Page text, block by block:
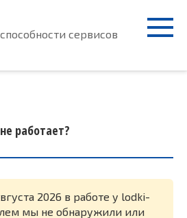
сервисов
работает?
2026 в работе у lodki-
мы не обнаружили или